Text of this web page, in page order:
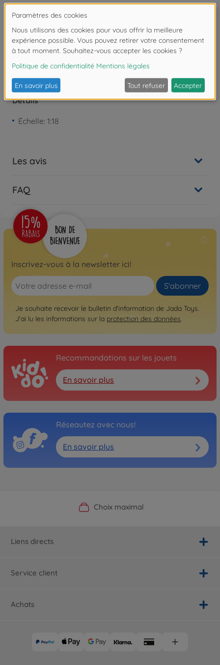
Attention !Ne convient pas aux enfants de
présence de pièces de petite taille.
Détails
Échelle: 1:18
Les avis
FAQ
Inscrivez-vous à la newsletter ici!
S'abonner
Je souhaite recevoir le bulletin d'information de Jada Toys.
J'ai lu les informations sur la protection des données.
Recommandations sur les jouets
En savoir plus
Réseautez avec nous!
En savoir plus
Boutique officielle du fabricant
Choix maximal
Service personnalisé
Livraison rapide
Liens directs
Service client
Achats